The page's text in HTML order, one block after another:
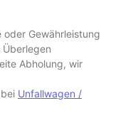
oder Gewährleistung
Abholung, wir
Unfallwagen /